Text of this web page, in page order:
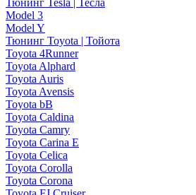
Тюнинг Tesla | Тесла
Model 3
Model Y
Тюнинг Toyota | Тойота
Toyota 4Runner
Toyota Alphard
Toyota Auris
Toyota Avensis
Toyota bB
Toyota Caldina
Toyota Camry
Toyota Carina E
Toyota Celica
Toyota Corolla
Toyota Corona